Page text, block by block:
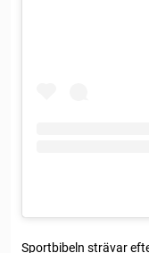
Sportbibeln strävar